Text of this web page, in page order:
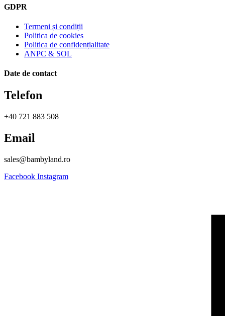
GDPR
Termeni și condiții
Politica de cookies
Politica de confidențialitate
ANPC & SOL
Date de contact
Telefon
+40 721 883 508
Email
sales@bambyland.ro​
Facebook Instagram